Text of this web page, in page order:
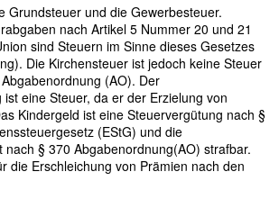
Grundsteuer und die Gewerbesteuer.
nach Artikel 5 Nummer 20 und 21
sind Steuern im Sinne dieses Gesetzes
Die Kirchensteuer ist jedoch keine Steuer
(AO). Der
eine Steuer, da er der Erzielung von
Kindergeld ist eine Steuervergütung nach §
(EStG) und die
nach § 370 Abgabenordnung(AO) strafbar.
die Erschleichung von Prämien nach den